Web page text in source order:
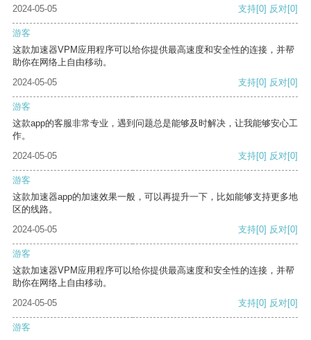
2024-05-05
支持[0] 反对[0]
游客
这款加速器VPM应用程序可以给你提供最高速度和安全性的连接，并帮
助你在网络上自由移动。
2024-05-05
支持[0] 反对[0]
游客
这款app的客服非常专业，遇到问题总是能够及时解决，让我能够安心工
作。
2024-05-05
支持[0] 反对[0]
游客
这款加速器app的加速效果一般，可以再提升一下，比如能够支持更多地
区的线路。
2024-05-05
支持[0] 反对[0]
游客
这款加速器VPM应用程序可以给你提供最高速度和安全性的连接，并帮
助你在网络上自由移动。
2024-05-05
支持[0] 反对[0]
游客